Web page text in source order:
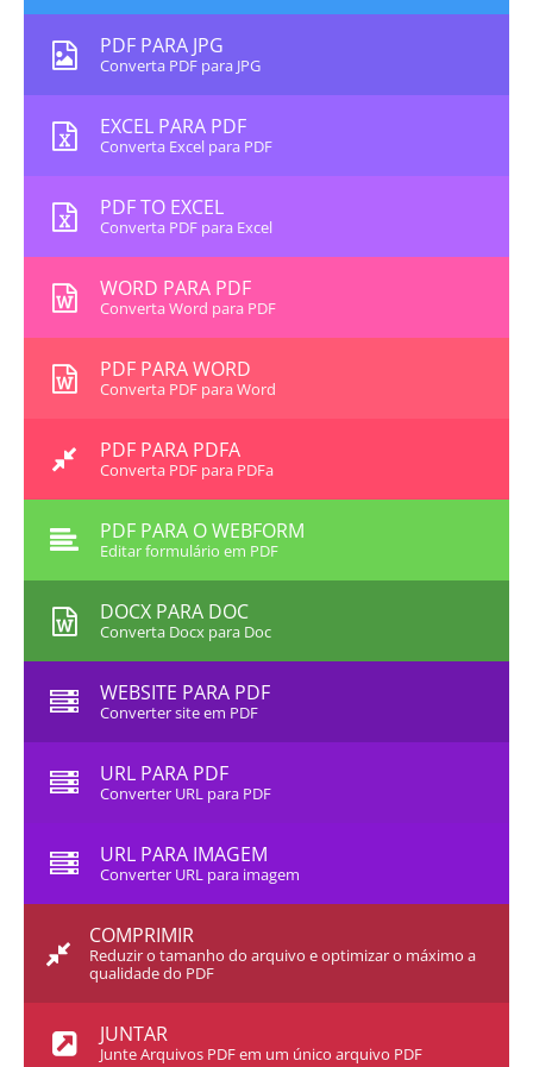
PDF PARA JPG
Converta PDF para JPG
EXCEL PARA PDF
Converta Excel para PDF
PDF TO EXCEL
Converta PDF para Excel
WORD PARA PDF
Converta Word para PDF
PDF PARA WORD
Converta PDF para Word
PDF PARA PDFA
Converta PDF para PDFa
PDF PARA O WEBFORM
Editar formulário em PDF
DOCX PARA DOC
Converta Docx para Doc
WEBSITE PARA PDF
Converter site em PDF
URL PARA PDF
Converter URL para PDF
URL PARA IMAGEM
Converter URL para imagem
COMPRIMIR
Reduzir o tamanho do arquivo e optimizar o máximo a
qualidade do PDF
JUNTAR
Junte Arquivos PDF em um único arquivo PDF